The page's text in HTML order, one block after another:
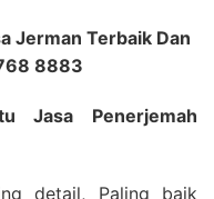
Jerman Terbaik Dan
8883
Jasa Penerjemah
detail, Paling baik